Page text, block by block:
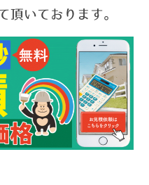
頂いております。